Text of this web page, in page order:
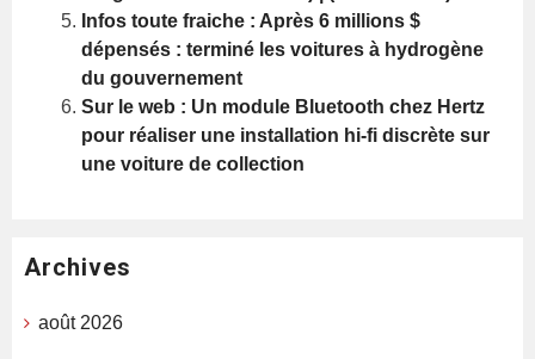
Infos toute fraiche : Après 6 millions $
dépensés : terminé les voitures à hydrogène
du gouvernement
Sur le web : Un module Bluetooth chez Hertz
pour réaliser une installation hi-fi discrète sur
une voiture de collection
Archives
août 2026